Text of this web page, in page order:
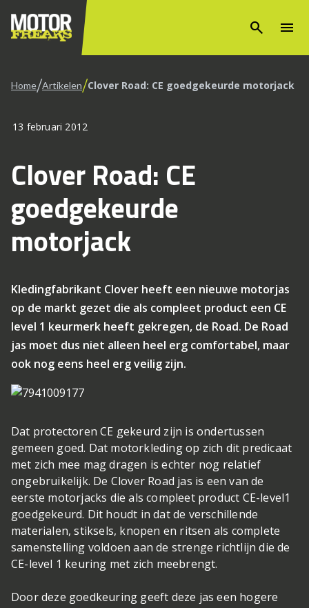
search menu
Home/Artikelen/Clover Road: CE goedgekeurde motorjack
13 februari 2012
Clover Road: CE
goedgekeurde
motorjack
Kledingfabrikant Clover heeft een nieuwe motorjas
op de markt gezet die als compleet product een CE
level 1 keurmerk heeft gekregen, de Road. De Road
jas moet dus niet alleen heel erg comfortabel, maar
ook nog eens heel erg veilig zijn.
Dat protectoren CE gekeurd zijn is ondertussen
gemeen goed. Dat motorkleding op zich dit predicaat
met zich mee mag dragen is echter nog relatief
ongebruikelijk. De Clover Road jas is een van de
eerste motorjacks die als compleet product CE-level1
goedgekeurd. Dit houdt in dat de verschillende
materialen, stiksels, knopen en ritsen als complete
samenstelling voldoen aan de strenge richtlijn die de
CE-level 1 keuring met zich meebrengt.
Door deze goedkeuring geeft deze jas een hogere